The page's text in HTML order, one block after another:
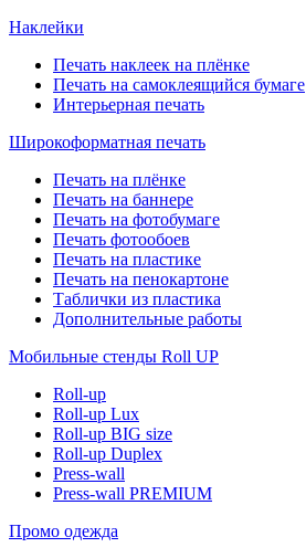
Наклейки
Печать наклеек на плёнке
Печать на самоклеящийся бумаге
Интерьерная печать
Широкоформатная печать
Печать на плёнке
Печать на баннере
Печать на фотобумаге
Печать фотообоев
Печать на пластике
Печать на пенокартоне
Таблички из пластика
Дополнительные работы
Мобильные стенды Roll UP
Roll-up
Roll-up Lux
Roll-up BIG size
Roll-up Duplex
Press-wall
Press-wall PREMIUM
Промо одежда